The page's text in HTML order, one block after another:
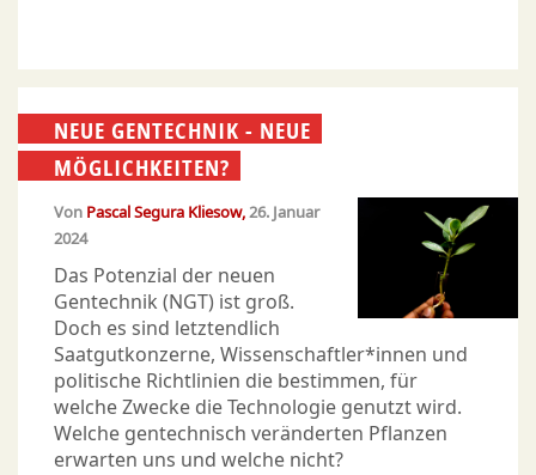
NEUE GENTECHNIK - NEUE
MÖGLICHKEITEN?
Von Pascal Segura Kliesow 26. Januar
2024
Das Potenzial der neuen
Gentechnik (NGT) ist groß.
Doch es sind letztendlich
Saatgutkonzerne, Wissenschaftler*innen und
politische Richtlinien die bestimmen, für
welche Zwecke die Technologie genutzt wird.
Welche gentechnisch veränderten Pflanzen
erwarten uns und welche nicht?